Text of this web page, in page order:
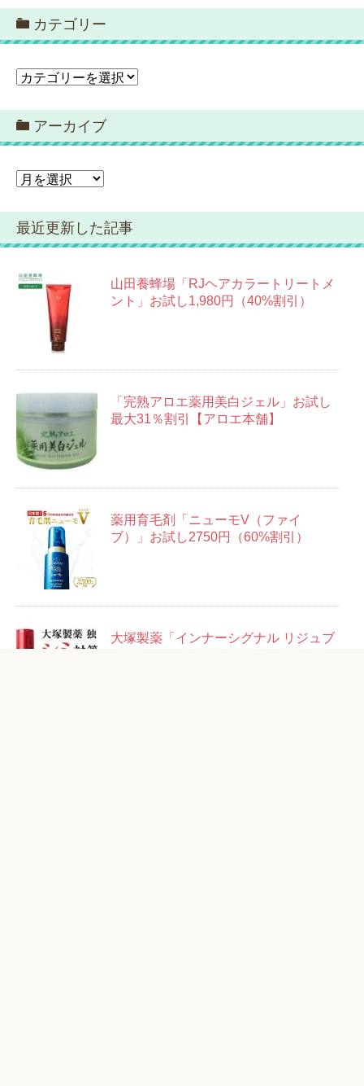
カテゴリー
カ
ゴ
リ
ー
アーカイブ
ア
カ
イ
ブ
最近更新した記事
山田養蜂場「RJヘアカラートリートメ
ント」お試し1,980円（40%割引）
「完熟アロエ薬用美白ジェル」お試し
最大31％割引【アロエ本舗】
薬用育毛剤「ニューモV（ファイ
ブ）」お試し2750円（60%割引）
大塚製薬「インナーシグナル リジュブ